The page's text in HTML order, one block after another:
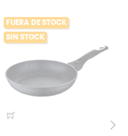
FUERA DE STOCK
SIN STOCK